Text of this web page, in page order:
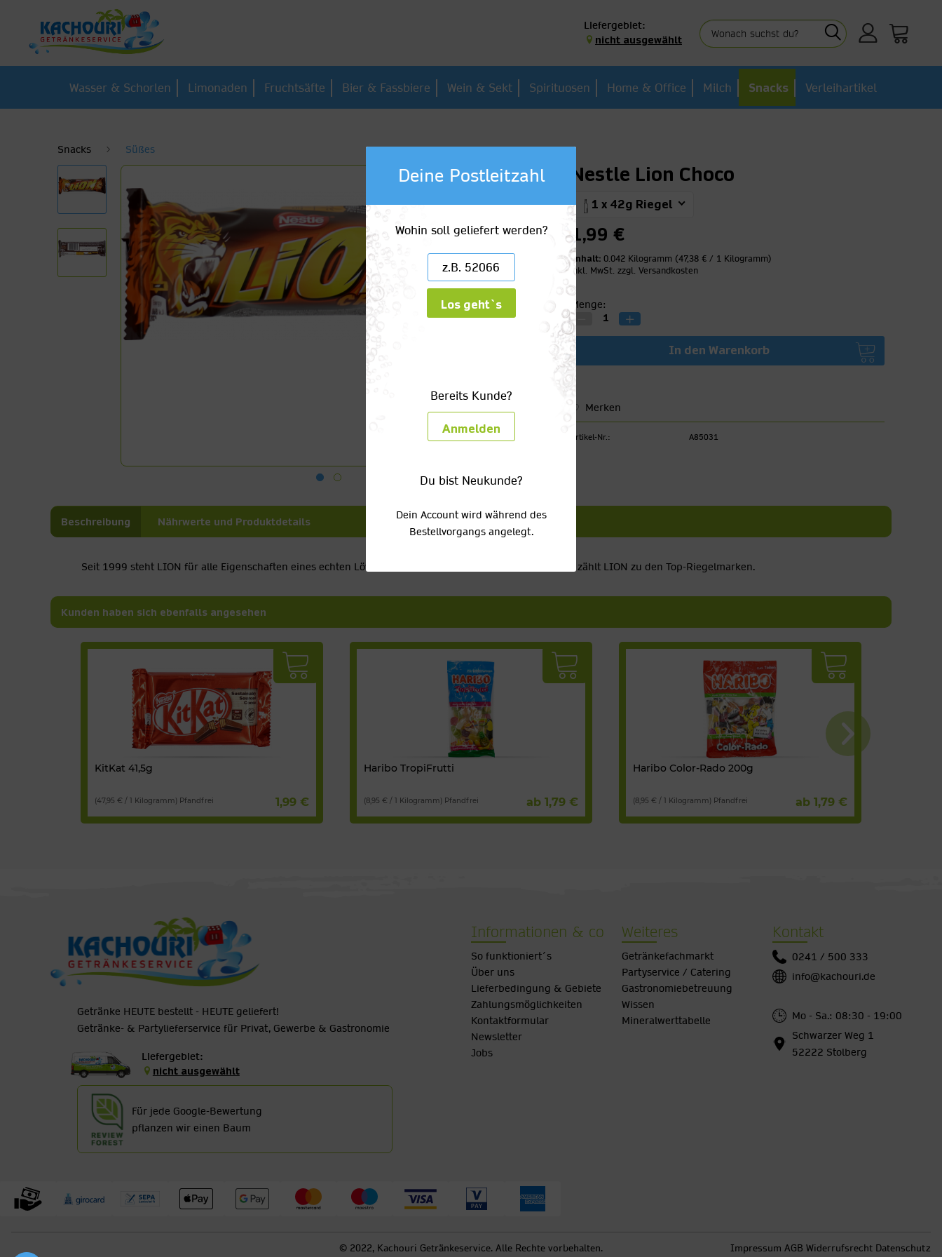
Liefergebiet:
nicht ausgewählt
Wasser & Schorlen Limonaden Fruchtsäfte Bier & Fassbiere Wein & Sekt Spirituosen Home & Office Milch Snacks Verleihartikel
Snacks Süßes
Nestle Lion Choco
1 x 42g Riegel
1,99 €
Inhalt: 0.042 Kilogramm (47,38 € / 1 Kilogramm)
inkl. MwSt. zzgl. Versandkosten
Menge:
In den Warenkorb
Merken
Artikel-Nr.: A85031
Beschreibung Nährwerte und Produktdetails
Seit 1999 steht LION für alle Eigenschaften eines echten Löwen: Kraft, Freiheit und Souveränität. Heute zählt LION zu den Top-Riegelmarken.
Kunden haben sich ebenfalls angesehen
KitKat 41,5g
(47,95 € / 1 Kilogramm) Pfandfrei 1,99 €
Haribo TropiFrutti
(8,95 € / 1 Kilogramm) Pfandfrei ab 1,79 €
Haribo Color-Rado 200g
(8,95 € / 1 Kilogramm) Pfandfrei ab 1,79 €
Getränke HEUTE bestellt - HEUTE geliefert!
Getränke- & Partylieferservice für Privat, Gewerbe & Gastronomie
Liefergebiet:
nicht ausgewählt
Für jede Google-Bewertung
pflanzen wir einen Baum
Informationen & co
So funktioniert´s
Über uns
Lieferbedingung & Gebiete
Zahlungsmöglichkeiten
Kontaktformular
Newsletter
Jobs
Weiteres
Getränkefachmarkt
Partyservice / Catering
Gastronomiebetreuung
Wissen
Mineralwerttabelle
Kontakt
0241 / 500 333
info@kachouri.de
Mo - Sa.: 08:30 - 19:00
Schwarzer Weg 1
52222 Stolberg
© 2022, Kachouri Getränkeservice. Alle Rechte vorbehalten. Impressum AGB Widerrufsrecht Datenschutz
Deine Postleitzahl
Wohin soll geliefert werden?
Los geht`s
Bereits Kunde?
Anmelden
Du bist Neukunde?
Dein Account wird während des
Bestellvorgangs angelegt.